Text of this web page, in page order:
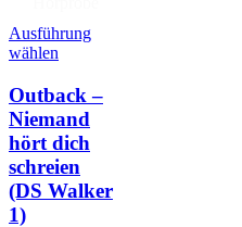
Ausführung
wählen
Outback –
Niemand
hört dich
schreien
(DS Walker
1)